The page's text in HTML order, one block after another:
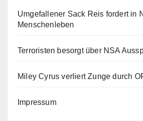
Umgefallener Sack Reis fordert in
Menschenleben
Terroristen besorgt über NSA
Miley Cyrus verliert Zunge durch
Impressum